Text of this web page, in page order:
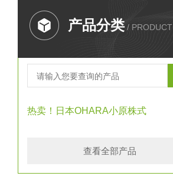
产品分类 / PRODUCT
热卖！日本OHARA小原株式
查看全部产品